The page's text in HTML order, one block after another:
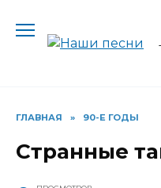
содержанию
ГЛАВНАЯ » 90-Е ГОДЫ
Странные